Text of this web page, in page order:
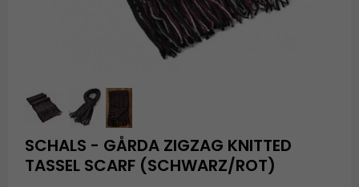
SCHALS - GÅRDA ZIGZAG KNITTED
TASSEL SCARF (SCHWARZ/ROT)